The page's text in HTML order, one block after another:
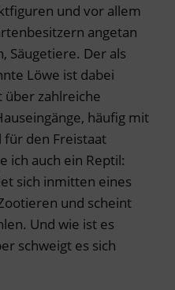
und vor allem
angetan
Säugetiere. Der als
Löwe ist dabei
zahlreiche
häufig mit
für den Freistaat
ich auch ein Reptil:
sich inmitten eines
und scheint
Und wie ist es
schweigt es sich